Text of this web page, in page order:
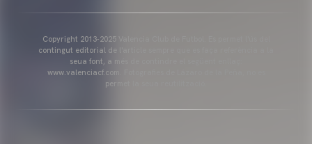
Copyright 2013-2025 Valencia Club de Futbol. Es permet l'ús del
contingut editorial de l'article sempre que es faça referència a la
seua font, a més de contindre el següent enllaç:
www.valenciacf.com. Fotografies de Lázaro de la Peña, no es
permet la seua reutilització.